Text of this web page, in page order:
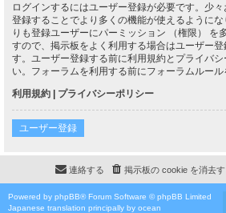
ログインするにはユーザー登録が必要です。少々
登録することでより多くの機能が使えるように
りも登録ユーザーにパーミッション （権限） を
すので、掲示板をよく利用する場合はユーザー
す。ユーザー登録する前に利用規約とプライバ
い。フォーラムを利用する前にフォーラムルール
利用規約 | プライバシーポリシー
ユーザー登録
掲示板の cookie を消去す
連絡する
Powered by phpBB® Forum Software © phpBB Limited
Japanese translation principally by ocean